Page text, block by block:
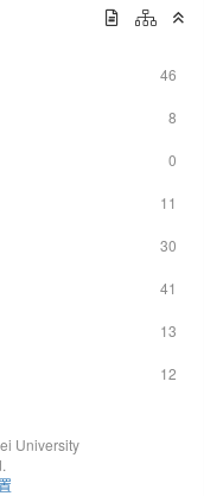
46
8
0
11
30
41
13
12
University